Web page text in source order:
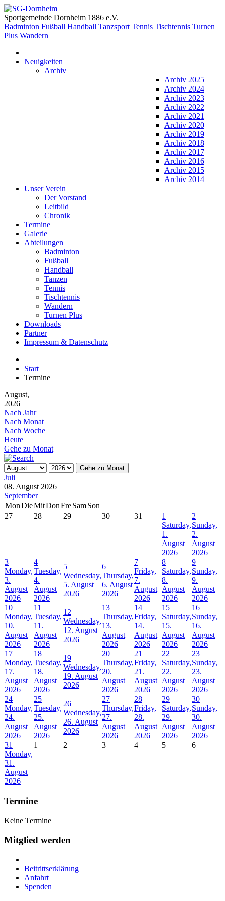
Sportgemeinde Dornheim 1886 e.V.
Badminton Fußball Handball Tanzsport Tennis Tischtennis Turnen
Plus Wandern
Neuigkeiten
Archiv
Archiv 2025
Archiv 2024
Archiv 2023
Archiv 2022
Archiv 2021
Archiv 2020
Archiv 2019
Archiv 2018
Archiv 2017
Archiv 2016
Archiv 2015
Archiv 2014
Unser Verein
Der Vorstand
Leitbild
Chronik
Termine
Galerie
Abteilungen
Badminton
Fußball
Handball
Tanzen
Tennis
Tischtennis
Wandern
Turnen Plus
Downloads
Partner
Impressum & Datenschutz
Start
Termine
August,
2026
Nach Jahr
Nach Monat
Nach Woche
Heute
Gehe zu Monat
Gehe zu Monat
Juli
08. August 2026
September
MonDieMitDonFreSamSon
27
28 29 30 31
1
Saturday,
1.
August
2026
2
Sunday,
2.
August
2026
3
Monday,
3.
August
2026
4
Tuesday,
4.
August
2026
5
Wednesday,
5. August
2026
6
Thursday,
6. August
2026
7
Friday,
7.
August
2026
8
Saturday,
8.
August
2026
9
Sunday,
9.
August
2026
10
Monday,
10.
August
2026
11
Tuesday,
11.
August
2026
12
Wednesday,
12. August
2026
13
Thursday,
13.
August
2026
14
Friday,
14.
August
2026
15
Saturday,
15.
August
2026
16
Sunday,
16.
August
2026
17
Monday,
17.
August
2026
18
Tuesday,
18.
August
2026
19
Wednesday,
19. August
2026
20
Thursday,
20.
August
2026
21
Friday,
21.
August
2026
22
Saturday,
22.
August
2026
23
Sunday,
23.
August
2026
24
Monday,
24.
August
2026
25
Tuesday,
25.
August
2026
26
Wednesday,
26. August
2026
27
Thursday,
27.
August
2026
28
Friday,
28.
August
2026
29
Saturday,
29.
August
2026
30
Sunday,
30.
August
2026
31
Monday,
31.
August
2026
1 2 3 4 5 6
Termine
Keine Termine
Mitglied werden
Beitrittserklärung
Anfahrt
Spenden